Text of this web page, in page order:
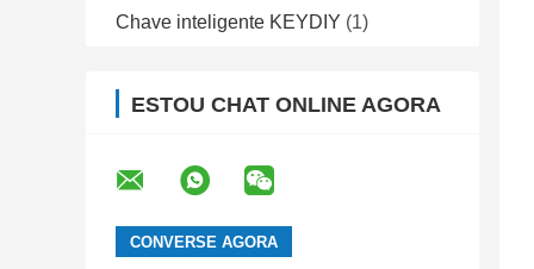
Chave inteligente KEYDIY (1)
ESTOU CHAT ONLINE AGORA